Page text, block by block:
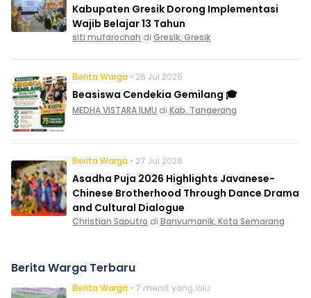
Kabupaten Gresik Dorong Implementasi
Wajib Belajar 13 Tahun
siti mufarochah di Gresik, Gresik
Berita Warga • 26 Jul 2026
Beasiswa Cendekia Gemilang 🎓
MEDHA VISTARA ILMU di Kab. Tangerang
Berita Warga • 27 Jul 2026
Asadha Puja 2026 Highlights Javanese-
Chinese Brotherhood Through Dance Drama
and Cultural Dialogue
Christian Saputro di Banyumanik, Kota Semarang
Berita Warga Terbaru
Berita Warga • 7 menit yang lalu